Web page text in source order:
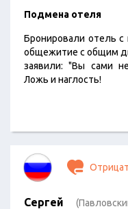
Подмена отеля
Бронировали отель
общежитие с общим
заявили: "Вы сами
Ложь и наглость!
Сергей